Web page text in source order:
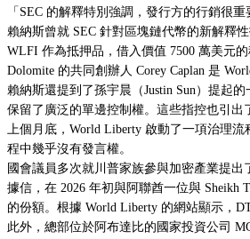
「SEC 的解釋特別強調，發行方的行銷很
賴納斯曾就 SEC 針對區塊鏈代幣的新解釋
WLFI 作為抵押品，借入價值 7500 萬美元的
Dolomite 的共同創辦人 Corey Caplan 是
賴納斯還提到了孫宇晨（Justin Sun）提起
保留了廣泛的單邊控制權。這些指控也引出
上個月底，World Liberty 啟動了一項治理流
程中幾乎沒有發言權。
國會議員多次就川普家族參與加密產業提出
據信，在 2026 年初與阿聯酋一位與 Sheikh
的份額。根據 World Liberty 的網站顯示，
此外，總部位於阿布達比的國家投資公司